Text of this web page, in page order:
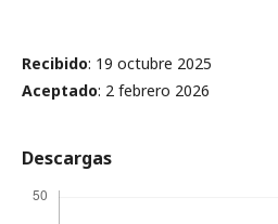
Recibido: 19 octubre 2025
Aceptado: 2 febrero 2026
Descargas